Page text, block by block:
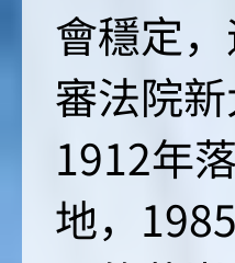
會穩定
審法院
1912年
地，